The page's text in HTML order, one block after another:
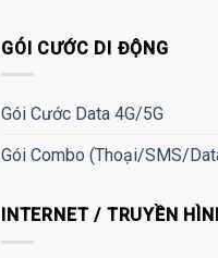
GÓI CƯỚC DI ĐỘNG
Gói Cước Data 4G/5G
Gói Combo (Thoại/SMS/
INTERNET / TRUYỀN